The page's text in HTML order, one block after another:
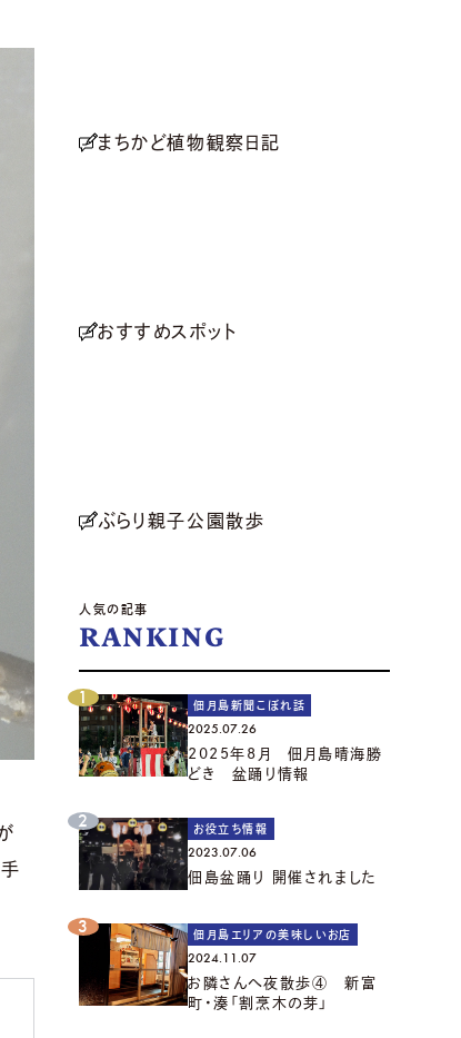
まちかど植物観察日記
おすすめスポット
ぶらり親子公園散歩
人気の記事
RANKING
佃月島新聞こぼれ話
2025.07.26
2025年8月 佃月島晴海勝
どき 盆踊り情報
お役立ち情報
2023.07.06
佃島盆踊り 開催されました
佃月島エリアの美味しいお店
2024.11.07
お隣さんへ夜散歩④ 新富
町・湊「割烹木の芽」